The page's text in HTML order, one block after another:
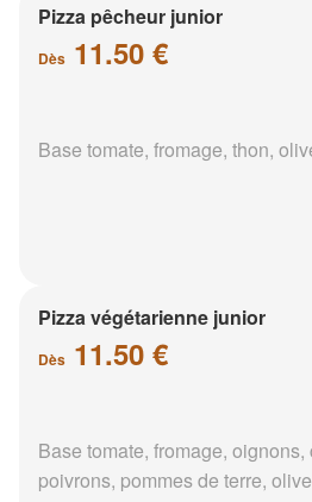
Pizza pêcheur junior
Dès 11.50 €
Base tomate, fromage, thon,
Pizza végétarienne junior
Dès 11.50 €
Base tomate, fromage,
poivrons, pommes de terre,